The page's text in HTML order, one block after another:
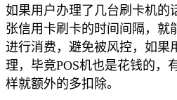
如果用户办理了几台刷卡机的
张信用卡刷卡的时间间隔，就
进行消费，避免被风控，如果
理，毕竟POS机也是花钱的，
样就额外的多扣除。